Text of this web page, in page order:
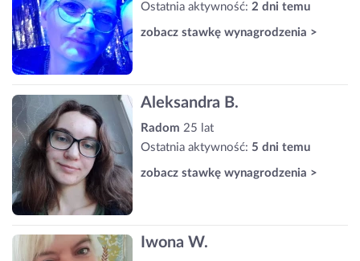
Ostatnia aktywność: 2 dni temu
zobacz stawkę wynagrodzenia >
Aleksandra B.
Radom 25 lat
Ostatnia aktywność: 5 dni temu
zobacz stawkę wynagrodzenia >
Iwona W.